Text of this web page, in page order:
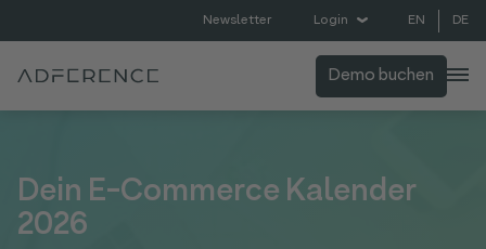
Newsletter Login EN DE
Demo buchen
Dein E-Commerce Kalender
2026